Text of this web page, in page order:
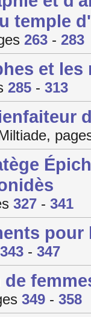
temple
263 - 283
et
285 - 313
327 - 341
343 - 347
349 - 358